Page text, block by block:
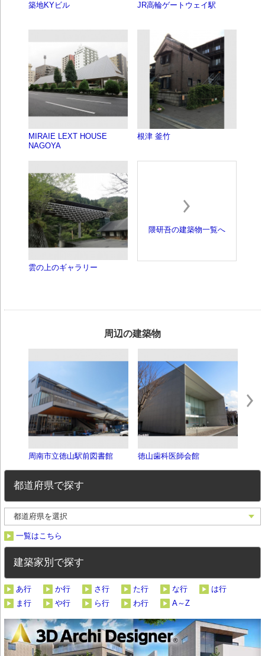
築地KYビル JR高輪ゲートウェイ駅
MIRAIE LEXT HOUSE
NAGOYA
根津 釜竹
雲の上のギャラリー
隈研吾の建築物一覧へ
周辺の建築物
周南市立徳山駅前図書館 徳山歯科医師会館
都道府県で探す
一覧はこちら
建築家別で探す
あ行 か行 さ行 た行 な行
は行
ま行
や行 ら行 わ行 A～Z